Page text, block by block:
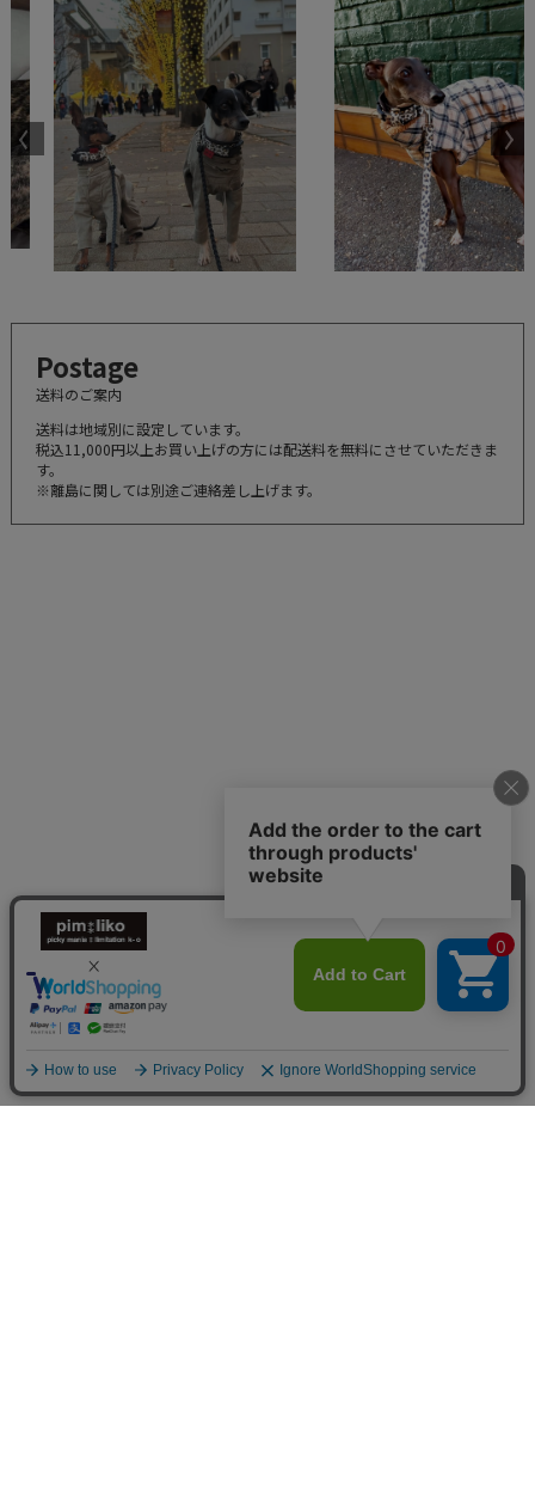
Postage
送料のご案内
送料は地域別に設定しています。
税込11,000円以上お買い上げの方には配送料を無料にさせていただきま
す。
※離島に関しては別途ご連絡差し上げます。